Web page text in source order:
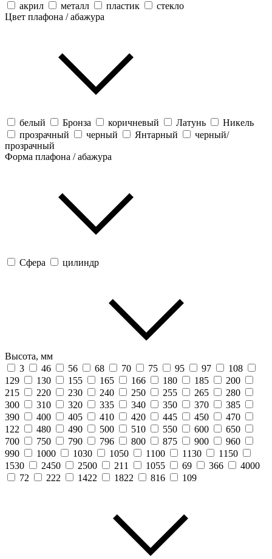
акрил металл пластик
стекло
Цвет плафона / абажура
белый Бронза коричневый Латунь
Никель
прозрачный
черный Янтарный
черный/
прозрачный
Форма плафона / абажура
Сфера цилиндр
Высота, мм
3
46 56 68 70 75 95 97
108
129
130 155 165 166 180 185
200
215
220 230 240 250 255 265
280
300
310 320 335 340 350 370
385
390
400 405 410 420 445 450
470
122
480 490 500 510 550 600
650
700
750 790 796 800 875 900
960
990
1000 1030 1050 1100 1130
1150
1530
2450 2500 211 1055 69 366
4000
72
222 1422 1822 816 109